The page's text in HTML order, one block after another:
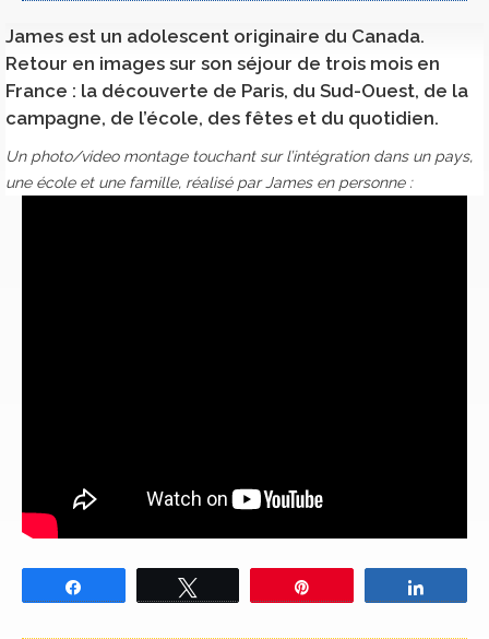
James est un adolescent originaire du Canada.
Retour en images sur son séjour de trois mois en
France : la découverte de Paris, du Sud-Ouest, de la
campagne, de l’école, des fêtes et du quotidien.
Un photo/video montage touchant sur l’intégration dans un pays,
une école et une famille, réalisé par James en personne :